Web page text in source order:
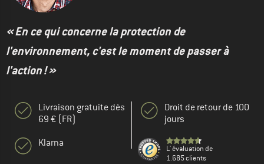
« En ce qui concerne la protection de
l'environnement, c'est le moment de passer à
l'action ! »
Livraison gratuite dès
69 € (FR)
Klarna
Droit de retour de 100
jours
L' évaluation de
1.685 clients